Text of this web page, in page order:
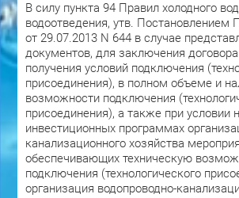
В силу пункта 94 Правил холодного
водоотведения, утв. Постановлением
от 29.07.2013 N 644 в случае
документов, для заключения
получения условий подключения
присоединения), в полном объеме и
возможности подключения
присоединения), а также при условии
инвестиционных программах
канализационного хозяйства
обеспечивающих техническую
подключения (технологического
организация водопроводно-